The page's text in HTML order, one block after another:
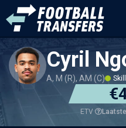
Cyril
A, M (R), AM (C)
ETV